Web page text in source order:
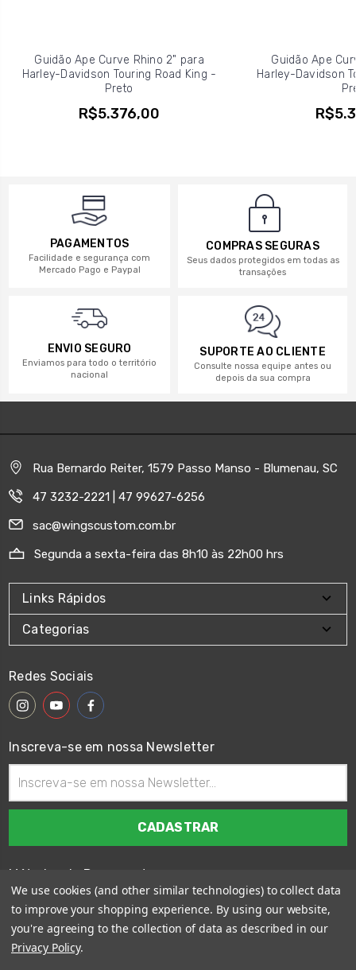
Guidão Ape Curve Rhino 2" para
Harley-Davidson Touring Road King -
Preto
R$5.376,00
Guidão Ape
Harley-Davidson
PAGAMENTOS
Facilidade e segurança com
Mercado Pago e Paypal
COMPRAS SEGURAS
Seus dados protegidos em todas as
transações
ENVIO SEGURO
Enviamos para todo o território
nacional
SUPORTE AO CLIENTE
Consulte nossa equipe antes ou
depois da sua compra
Rua Bernardo Reiter, 1579 Passo Manso - Blumenau, SC
47 3232-2221 | 47 99627-6256
sac@wingscustom.com.br
Segunda a sexta-feira das 8h10 às 22h00 hrs
Links Rápidos
Categorias
Redes Sociais
Inscreva-se em nossa Newsletter
de
email
Métodos de Pagamento
We use cookies (and other similar technologies) to collect data
to improve your shopping experience. By using our website,
you're agreeing to the collection of data as described in our
Privacy Policy.